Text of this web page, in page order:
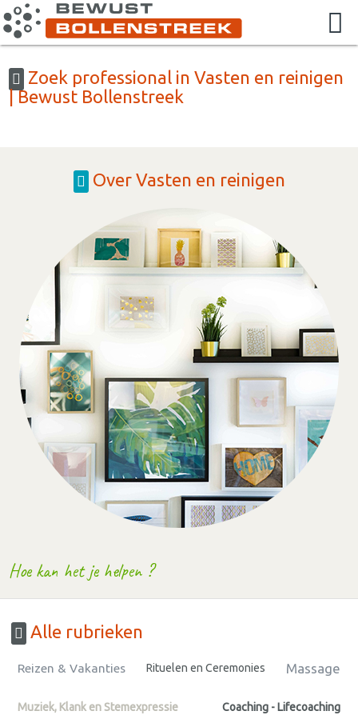
Zoek professional in Vasten en reinigen
| Bewust Bollenstreek
Over Vasten en reinigen
Hoe kan het je helpen ?
Alle rubrieken
Reizen & Vakanties Rituelen en Ceremonies Massage
Muziek, Klank en Stemexpressie Coaching - Lifecoaching